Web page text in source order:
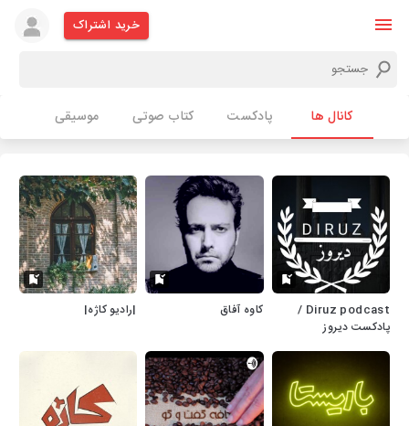
خرید اشتراک
کانال ها پادکست کتاب صوتی موسیقی
Diruz podcast /
پادکست دیروز
کاوه آفاق |رادیو کاژه|